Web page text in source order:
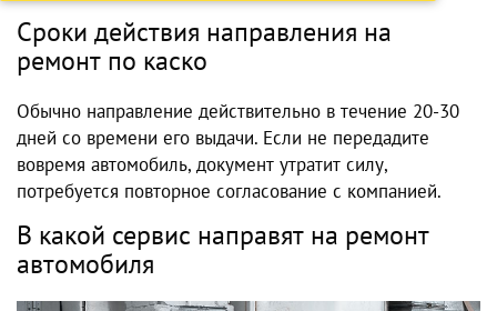
Сроки действия направления на
ремонт по каско
Обычно направление действительно в течение 20-30
дней со времени его выдачи. Если не передадите
вовремя автомобиль, документ утратит силу,
потребуется повторное согласование с компанией.
В какой сервис направят на ремонт
автомобиля